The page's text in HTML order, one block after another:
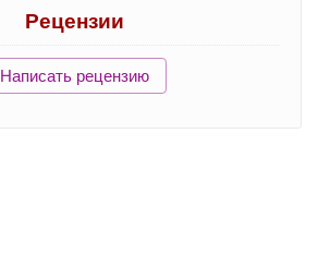
Рецензии
Написать рецензию